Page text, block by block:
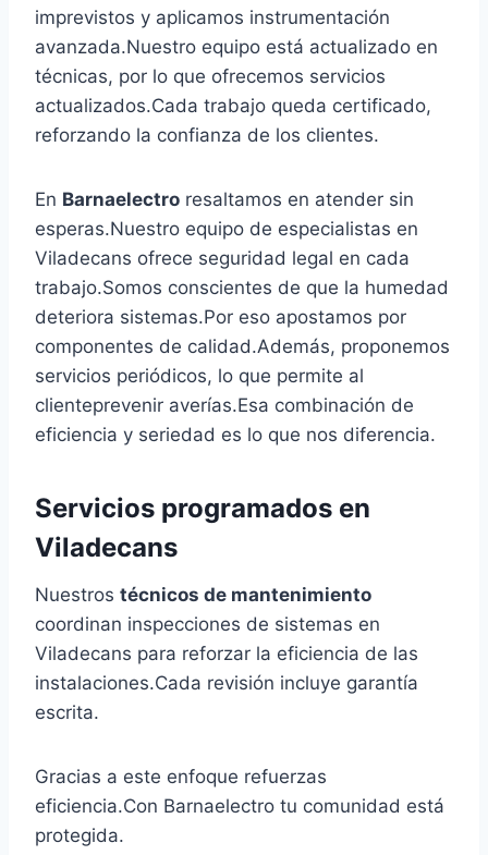
imprevistos y aplicamos instrumentación
avanzada.Nuestro equipo está actualizado en
técnicas, por lo que ofrecemos servicios
actualizados.Cada trabajo queda certificado,
reforzando la confianza de los clientes.
En Barnaelectro resaltamos en atender sin
esperas.Nuestro equipo de especialistas en
Viladecans ofrece seguridad legal en cada
trabajo.Somos conscientes de que la humedad
deteriora sistemas.Por eso apostamos por
componentes de calidad.Además, proponemos
servicios periódicos, lo que permite al
clienteprevenir averías.Esa combinación de
eficiencia y seriedad es lo que nos diferencia.
Servicios programados en
Viladecans
Nuestros técnicos de mantenimiento
coordinan inspecciones de sistemas en
Viladecans para reforzar la eficiencia de las
instalaciones.Cada revisión incluye garantía
escrita.
Gracias a este enfoque refuerzas
eficiencia.Con Barnaelectro tu comunidad está
protegida.